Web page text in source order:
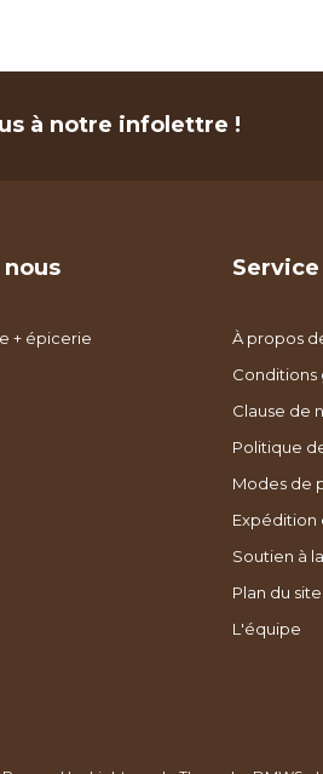
à notre infolettre !
+ épicerie
À propos
Conditions
Clause de
Politique
Modes de
Expédition
Soutien à
Plan du site
L'équipe